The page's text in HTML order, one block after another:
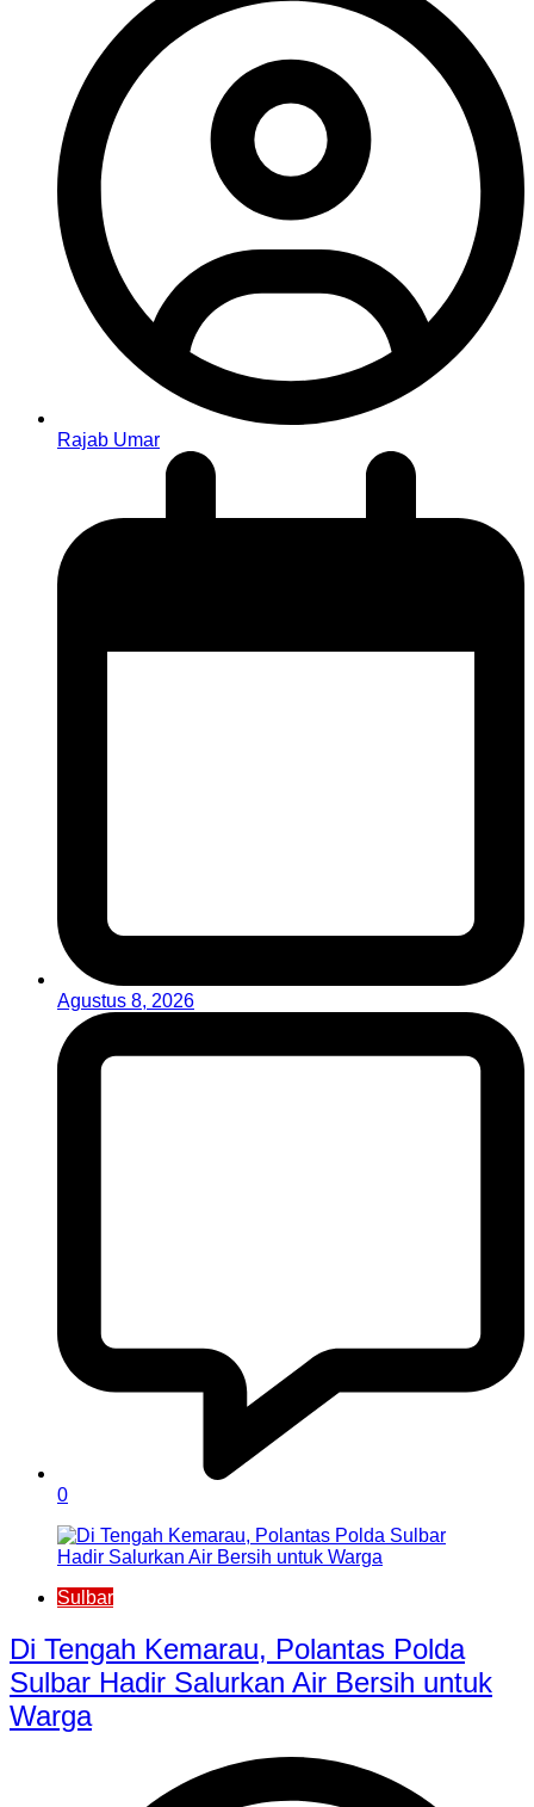
Rajab Umar
Agustus 8, 2026
0
Sulbar
Di Tengah Kemarau, Polantas Polda
Sulbar Hadir Salurkan Air Bersih untuk
Warga